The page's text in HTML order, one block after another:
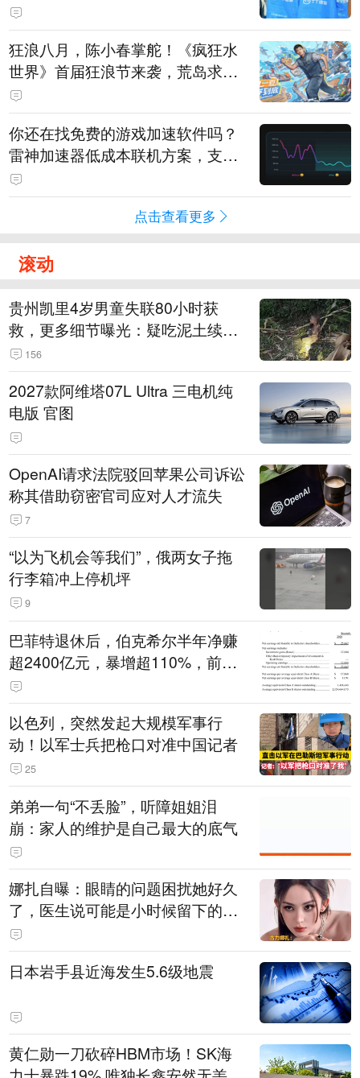
狂浪八月，陈小春掌舵！《疯狂水
世界》首届狂浪节来袭，荒岛求生
直播即将开启
你还在找免费的游戏加速软件吗？
雷神加速器低成本联机方案，支持
免费试用
点击查看更多
滚动
贵州凯里4岁男童失联80小时获
救，更多细节曝光：疑吃泥土续
命，搜救至20米附近错过多找3天
156
2027款阿维塔07L Ultra 三电机纯
电版 官图
OpenAI请求法院驳回苹果公司诉讼
称其借助窃密官司应对人才流失
7
“以为飞机会等我们”，俄两女子拖
行李箱冲上停机坪
9
巴菲特退休后，伯克希尔半年净赚
超2400亿元，暴增超110%，前五
大持仓曝光！
以色列，突然发起大规模军事行
动！以军士兵把枪口对准中国记者
25
弟弟一句“不丢脸”，听障姐姐泪
崩：家人的维护是自己最大的底气
娜扎自曝：眼睛的问题困扰她好久
了，医生说可能是小时候留下的病
根
日本岩手县近海发生5.6级地震
黄仁勋一刀砍碎HBM市场！SK海